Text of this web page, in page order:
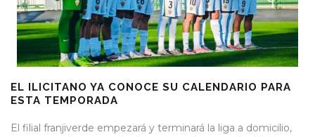
EL ILICITANO YA CONOCE SU CALENDARIO PARA
ESTA TEMPORADA
El filial franjiverde empezará y terminará la liga a domicilio,